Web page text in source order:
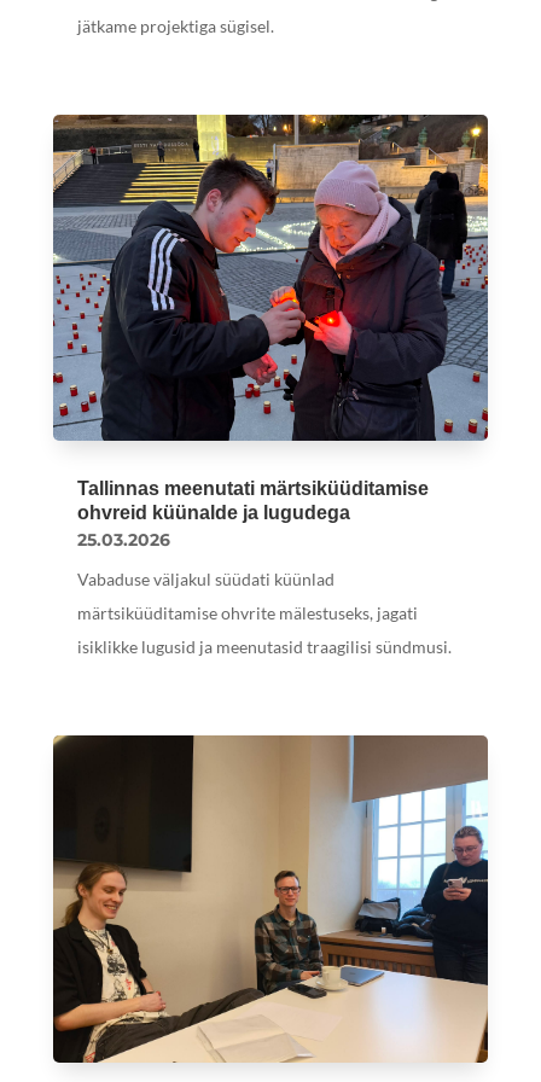
jätkame projektiga sügisel.
Tallinnas meenutati märtsiküüditamise
ohvreid küünalde ja lugudega
25.03.2026
Vabaduse väljakul süüdati küünlad
märtsiküüditamise ohvrite mälestuseks, jagati
isiklikke lugusid ja meenutasid traagilisi sündmusi.